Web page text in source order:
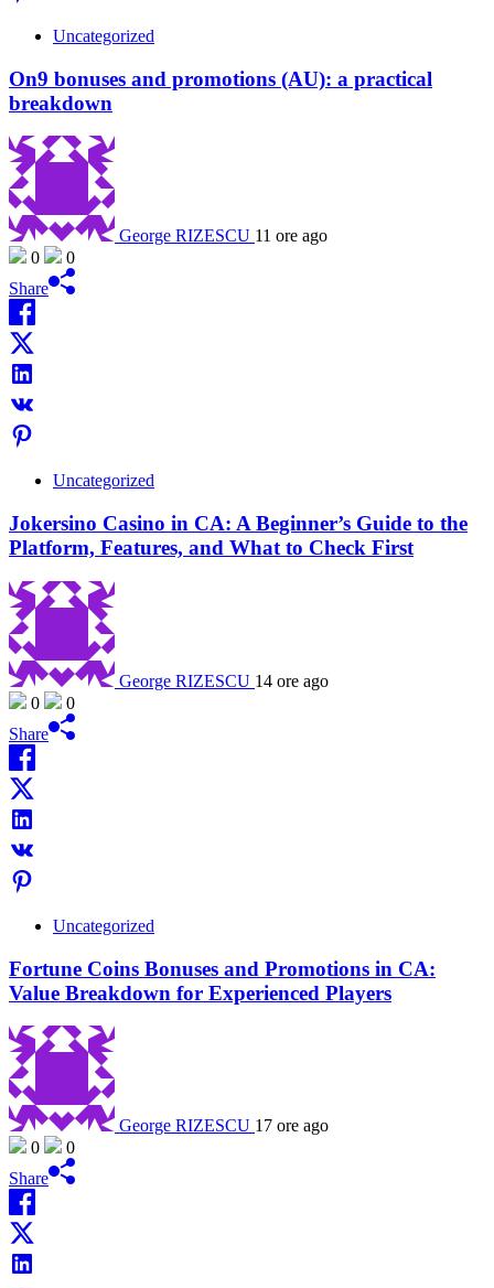
Uncategorized
On9 bonuses and promotions (AU): a practical
breakdown
George RIZESCU 11 ore ago
0
0
Share
Uncategorized
Jokersino Casino in CA: A Beginner’s Guide to the
Platform, Features, and What to Check First
George RIZESCU 14 ore ago
0
0
Share
Uncategorized
Fortune Coins Bonuses and Promotions in CA:
Value Breakdown for Experienced Players
George RIZESCU 17 ore ago
0
0
Share